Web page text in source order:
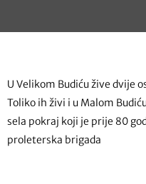
U Velikom Budiću žive dvije
Toliko ih živi i u Malom
sela pokraj koji je prije 80
proleterska brigada